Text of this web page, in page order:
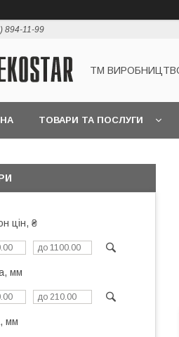
894-11-99
ТМ
ТОВАРИ ТА ПОСЛУГИ
цін, ₴
мм
мм